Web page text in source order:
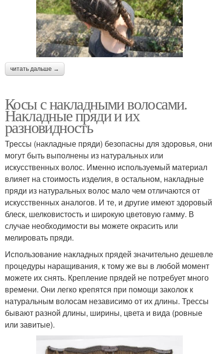
читать дальше →
Косы с накладными волосами.
Накладные пряди и их
разновидность
Трессы (накладные пряди) безопасны для здоровья, они
могут быть выполнены из натуральных или
искусственных волос. Именно используемый материал
влияет на стоимость изделия, в остальном, накладные
пряди из натуральных волос мало чем отличаются от
искусственных аналогов. И те, и другие имеют здоровый
блеск, шелковистость и широкую цветовую гамму. В
случае необходимости вы можете окрасить или
мелировать пряди.
Использование накладных прядей значительно дешевле
процедуры наращивания, к тому же вы в любой момент
можете их снять. Крепление прядей не потребует много
времени. Они легко крепятся при помощи заколок к
натуральным волосам независимо от их длины. Трессы
бывают разной длины, ширины, цвета и вида (ровные
или завитые).